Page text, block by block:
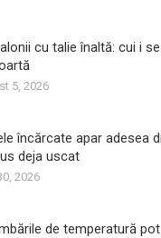
cu talie înaltă: cui i
5, 2026
încărcate apar adesea
deja uscat
2026
de temperatură